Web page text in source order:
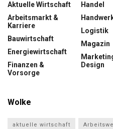
Aktuelle Wirtschaft
Arbeitsmarkt &
Karriere
Bauwirtschaft
Energiewirtschaft
Finanzen &
Vorsorge
Handel
Logistik
Magazin
Design
Wolke
aktuelle wirtschaft